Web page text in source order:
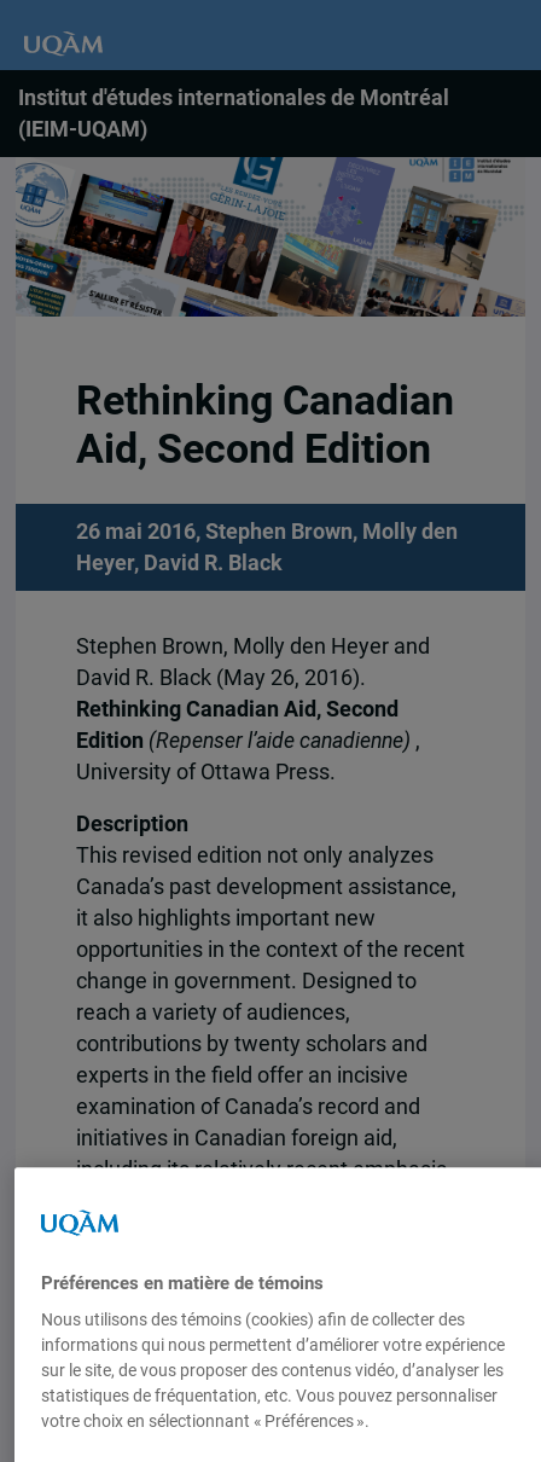
Institut d'études internationales de Montréal
(IEIM-UQAM)
Rethinking Canadian
Aid, Second Edition
26 mai 2016, Stephen Brown, Molly den
Heyer, David R. Black
Stephen Brown, Molly den Heyer and
David R. Black (May 26, 2016).
Rethinking Canadian Aid, Second
Edition (Repenser l’aide canadienne) ,
University of Ottawa Press.
Description
This revised edition not only analyzes
Canada’s past development assistance,
it also highlights important new
opportunities in the context of the recent
change in government. Designed to
reach a variety of audiences,
contributions by twenty scholars and
experts in the field offer an incisive
examination of Canada’s record and
initiatives in Canadian foreign aid,
including its relatively recent emphasis
extractive sector, as well as the longer-
Préférences en matière de témoins
Nous utilisons des témoins (cookies) afin de collecter des
informations qui nous permettent d’améliorer votre expérience
sur le site, de vous proposer des contenus vidéo, d’analyser les
statistiques de fréquentation, etc. Vous pouvez personnaliser
votre choix en sélectionnant « Préférences ».